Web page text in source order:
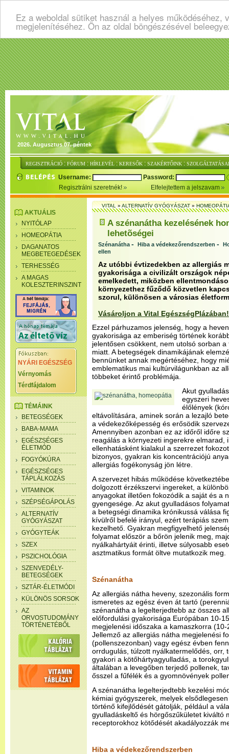
Ez a weboldal sütiket használ a helyes
megjelenítéséhez. Ön az oldal böngészésével
2026. Augusztus 07. péntek
REGISZTRÁCIÓ : FÓRUM : HÍRLEVÉL : KERESŐK : SZAKÉRTŐINK :
Username:
Password:
Regisztrálni szeretnék!
Elfelejtettem a jelszavam
AKTUÁLIS
NYITÓLAP
HOMEOPÁTIA
DAGANATOS
MEGBETEGEDÉSEK
TERHESSÉG
A MAGAS
KOLESZTERINSZINT
NYÁRI EGÉSZSÉG
Vérnyomás
Térdfájdalom
TÉMÁINK
BETEGSÉGEK
BABA-MAMA
EGÉSZSÉGES
ÉLETMÓD
FOGYÓKÚRA
EGÉSZSÉGES
TÁPLÁLKOZÁS
VITAMINOK
SZÉPSÉGÁPOLÁS
ALTERNATÍV
GYÓGYÁSZAT
GYÓGYTEÁK
SZEX
PSZICHOLÓGIA
SZENVEDÉLY-
BETEGSÉGEK
SZTÁR-ÉLETMÓDI
KÜLÖNÖS SORSOK
AZ
ORVOSTUDOMÁNY
TÖRTÉNETÉBŐL
VITAL»ALTERNATÍV GYÓGYÁSZAT»
A szénanátha kezelésének
lehetõségei
Szénanátha - Hiba a védekezőrendszerben -
ellen
Az utóbbi évtizedekben az allergiás
gyakorisága a civilizált országok
emelkedett, miközben
környezethez fűződő közvetlen
szorul, különösen a városias
Vásároljon a Vital
Ezzel párhuzamos jelenség, hogy a
gyakorisága az emberiség történek
jelentősen csökkent, nem utolsó sorban
miatt. A betegségek dinamikájának
bennünket annak megértéséhez, hogy
emblematikus mai kultúrvilágunkban az
többeket érintő problémája.
Akut
egyszeri
élőlények
eltávolítására, aminek során a lezajló
a védekezőképesség és erősödik
Amennyiben azonban ez az időről időre
reagálás a környezeti ingerekre elmarad,
ellenhatásként kialakul a szerrezet
bizonyos, gyakran kis koncentrációjú
allergiás fogékonyság jön létre.
A szervezet hibás működése
dolgozott érzékszervi ingereket, a
anyagokat illetően fokozódik a saját és a
gyengesége. Az akut gyulladásos
a betegségi dinamika krónikussá válása
kívülről befelé irányul, ezért terápiás
kezelhető. Gyakran megfigyelhető
folyamat először a bőrön jelenik meg,
nyálkahártyáit érinti, illetve súlyosabb
asztmatikus formát öltve mutatkozik meg.
Szénanátha
Az allergiás nátha heveny, szezonális
ismeretes az egész éven át tartó
szénanátha a legelterjedtebb az összes
előfordulási gyakorisága Európában 10-
megjelenési időszaka a kamaszkorra
Jellemző az allergiás nátha megjelenési
(pollenszezonban) vagy egész évben
orrdugulás, túlzott nyálkatermelődés, orr,
gyakori a kötőhártyagyulladás, a
általában a levegőben terjedő pollenek,
ősszel a fűfélék és a gyomnövények
A szénanátha legelterjedtebb kezelési
kémiai gyógyszerek, melyek
történő kifejlődését gátolják, például a
gyulladáskeltő és hörgőszűkületet kiváltó
receptorokhoz kötődését akadályozzák
Hiba a védekezőrendszerben